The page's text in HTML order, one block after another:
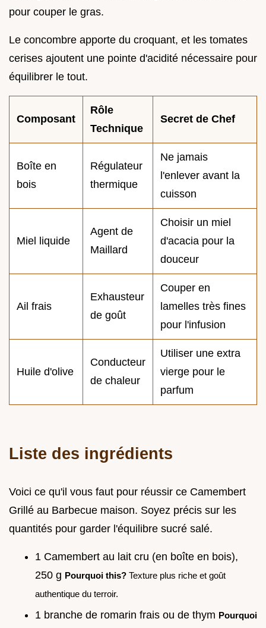
pour couper le gras.
Le concombre apporte du croquant, et les tomates
cerises ajoutent une pointe d'acidité nécessaire pour
équilibrer le tout.
Composant
Rôle
Technique
Secret de Chef
Boîte en
bois
Régulateur
thermique
Ne jamais
l'enlever avant la
cuisson
Miel liquide
Agent de
Maillard
Choisir un miel
d'acacia pour la
douceur
Ail frais
Exhausteur
de goût
Couper en
lamelles très fines
pour l'infusion
Huile d'olive
Conducteur
de chaleur
Utiliser une extra
vierge pour le
parfum
Liste des ingrédients
Voici ce qu'il vous faut pour réussir ce Camembert
Grillé au Barbecue maison. Soyez précis sur les
quantités pour garder l'équilibre sucré salé.
1 Camembert au lait cru (en boîte en bois),
250 g Pourquoi this? Texture plus riche et goût
authentique du terroir.
1 branche de romarin frais ou de thym Pourquoi